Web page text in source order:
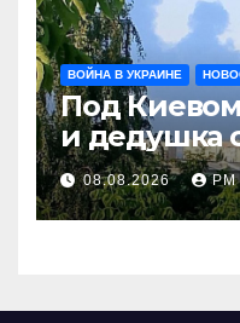
ВОЙНА В УКРАИНЕ
Под
и дедушка
Поволжье
вновь
08.08.2026 РМ